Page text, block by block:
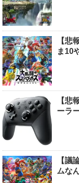
【悲
ま10
【悲
ーラ
【議
ムな